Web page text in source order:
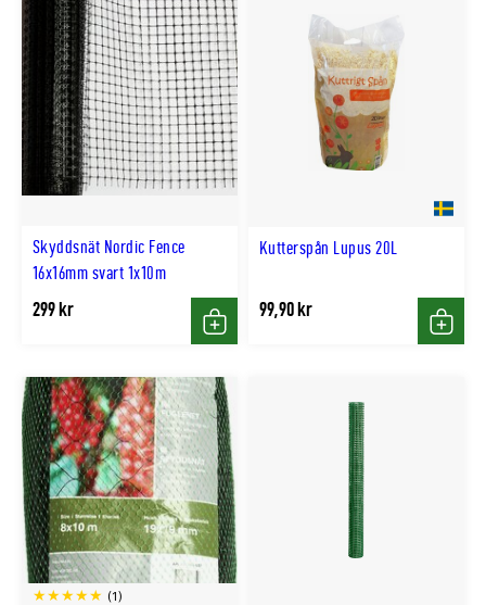
Skyddsnät Nordic Fence
16x16mm svart 1x10m
299 kr
Köp
Kutterspån Lupus 20L
99,90 kr
Köp
(1)